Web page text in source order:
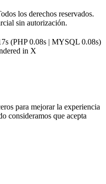
los derechos reservados.
sin autorización.
(PHP 0.08s | MYSQL 0.08s)
in X
para mejorar la experiencia
consideramos que acepta